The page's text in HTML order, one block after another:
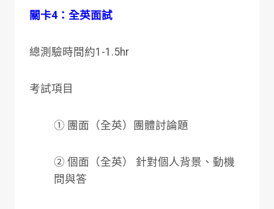
關卡4：全英面試
總測驗時間約1-1.5hr
考試項目
① 團面（全英）團體討論題
② 個面（全英） 針對個人背景、動機
問與答